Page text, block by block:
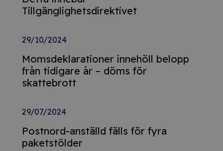
Tillgänglighetsdirektivet
29/10/2024
Momsdeklarationer innehöll belopp
från tidigare år – döms för
skattebrott
29/07/2024
Postnord-anställd fälls för fyra
paketstölder